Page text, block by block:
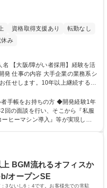
資格取得支援あり
転勤なし
休み
務系シ
任せします。10年以上継続する日
ム案件あり。社員満足度向上が顧
【案件】■パナソニ
株式会社等大手企業の業務系シス
いシステム等の開発案件をご経験
計・生産管理などの業務システム
手帳をお持ちの方 ◆開発経験1年
回の面談を行い、そこから『私服
ヒーマシン導入』等が実現しま
ルを研鑽することも可能です。
システム）のニーズが高まり、ま
も関わらず売り上げを伸ばし続け
億を目指しております！ 学
修学校 高校 語学力： 資格：
BGM流れるオフィスか
オープンSE
3ないし6：4です。お客様先での常駐